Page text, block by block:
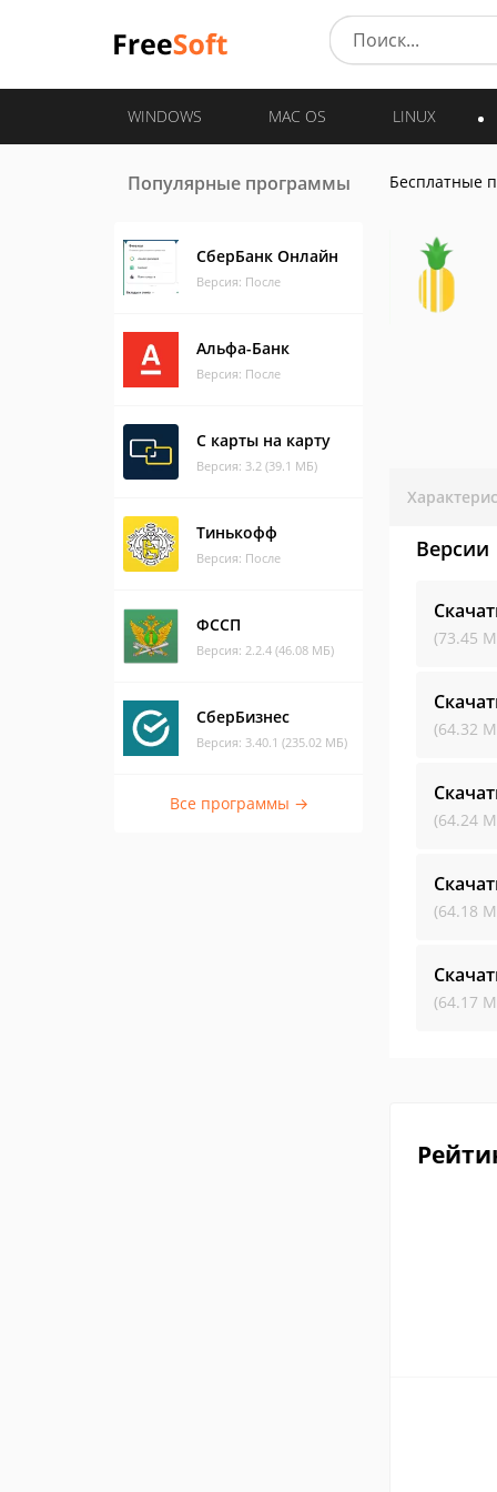
WINDOWS MAC OS LINUX
Популярные программы
СберБанк Онлайн
Версия: После
Альфа-Банк
Версия: После
С карты на карту
Версия: 3.2 (39.1 МБ)
Тинькофф
Версия: После
ФССП
Версия: 2.2.4 (46.08 МБ)
СберБизнес
Версия: 3.40.1 (235.02 МБ)
Все программы →
Бесплатные
Версии
(73.45
(64.32
(64.24
(64.18
(64.17